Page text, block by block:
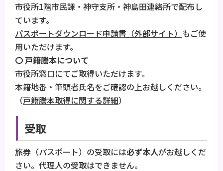
市役所1階市民課・神守支所・神島田連絡所で配布し
ています。
パスポートダウンロード申請書（外部サイト） もご使
用いただけます。
〇 戸籍謄本について
市役所窓口にてご取得いただけます。
本籍地番・筆頭者氏名をご確認の上お越しください。
（戸籍謄本取得に関する詳細）
受取
旅券（パスポート）の受取には必ず本人がお越しくだ
さい。代理人の受取はできません。